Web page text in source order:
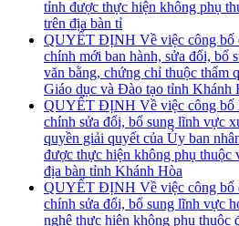
tỉnh được thực hiện không phụ
trên địa bàn tỉ
QUYẾT ĐỊNH Về việc công bố
chính mới ban hành, sửa đổi, bổ
văn bằng, chứng chỉ thuộc thẩm
Giáo dục và Đào tạo tỉnh Khánh
QUYẾT ĐỊNH Về việc công bố
chính sửa đổi, bổ sung lĩnh vực
quyền giải quyết của Ủy ban
được thực hiện không phụ thuộc
địa bàn tỉnh Khánh Hòa
QUYẾT ĐỊNH Về việc công bố
chính sửa đổi, bổ sung lĩnh vực
nghệ thực hiện không phụ thuộc